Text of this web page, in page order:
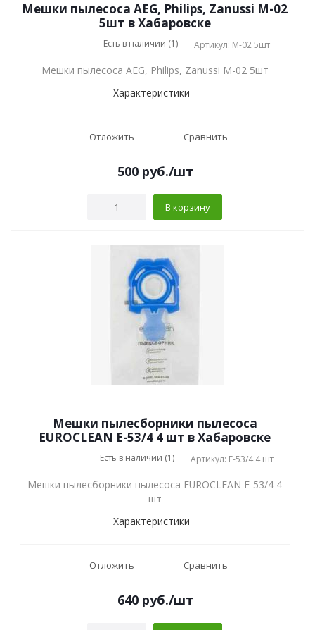
Мешки пылесоса AEG, Philips, Zanussi M-02
5шт в Хабаровске
Есть в наличии (1) Артикул: M-02 5шт
Мешки пылесоса AEG, Philips, Zanussi M-02 5шт
Характеристики
Отложить Сравнить
500руб./шт
В корзину
Мешки пылесборники пылесоса
EUROCLEAN E-53/4 4 шт в Хабаровске
Есть в наличии (1) Артикул: E-53/4 4 шт
Мешки пылесборники пылесоса EUROCLEAN E-53/4 4
шт
Характеристики
Отложить Сравнить
640руб./шт